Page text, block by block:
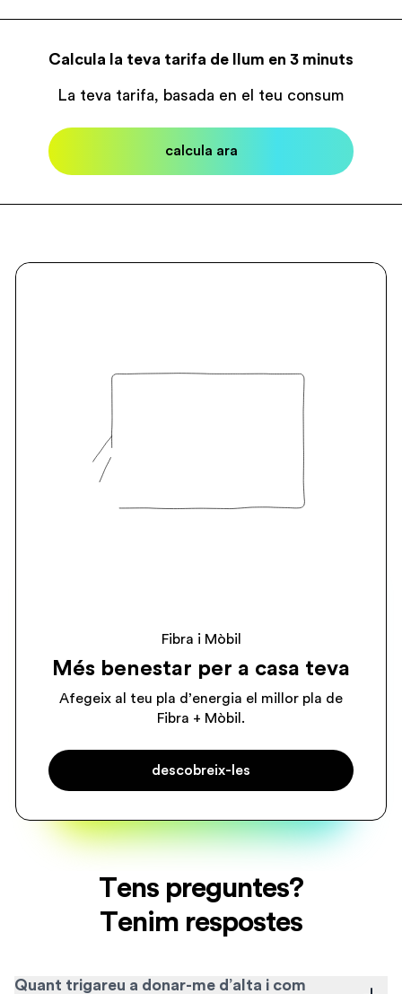
Calcula la teva tarifa de llum en 3 minuts
La teva tarifa, basada en el teu consum
calcula ara
Fibra i Mòbil
Més benestar per a casa teva
Afegeix al teu pla d’energia el millor pla de
Fibra + Mòbil.
descobreix-les
Tens preguntes?
Tenim respostes
Quant trigareu a donar-me d’alta i com